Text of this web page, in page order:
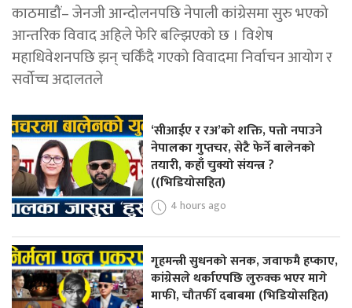
काठमाडौं– जेनजी आन्दोलनपछि नेपाली कांग्रेसमा सुरु भएको
आन्तरिक विवाद अहिले फेरि बल्झिएको छ । विशेष
महाधिवेशनपछि झन् चर्किँदै गएको विवादमा निर्वाचन आयोग र
सर्वोच्च अदालतले
‘सीआईए र रअ’को शक्ति, पत्तो नपाउने
नेपालका गुप्तचर, सेटै फेर्ने बालेनको
तयारी, कहाँ चुक्यो संयन्त्र ?
((भिडियोसहित)
4 hours ago
गृहमन्त्री सुधनको सनक, जवाफमै हप्काए,
कांग्रेसले थर्काएपछि लुरुक्क भएर मागे
माफी, चौतर्फी दबाबमा (भिडियोसहित)